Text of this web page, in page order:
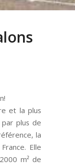
et la plus
plus de
la
Elle
m² de